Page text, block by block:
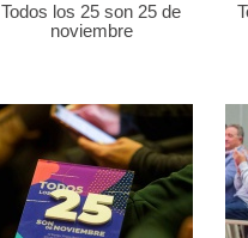
Todos los 25 son 25 de
noviembre